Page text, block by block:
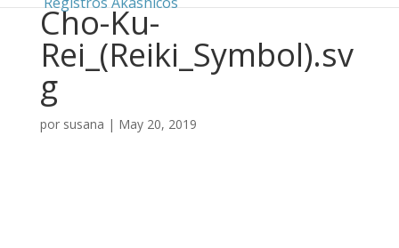
Cho-Ku-
Rei_(Reiki_Symbol).sv
g
por susana | May 20, 2019